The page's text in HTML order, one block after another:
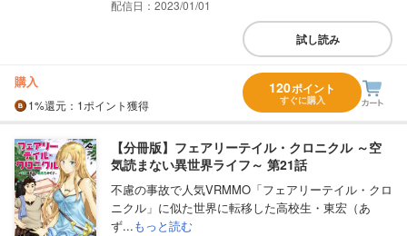
配信日：2023/01/01
試し読み
購入
1%還元 ：1ポイント獲得
120ポイント
すぐに購入
【分冊版】フェアリーテイル・クロニクル ～空
気読まない異世界ライフ～ 第21話
不慮の事故で人気VRMMO「フェアリーテイル・クロ
ニクル」に似た世界に転移した高校生・東宏（あ
ず...もっと読む